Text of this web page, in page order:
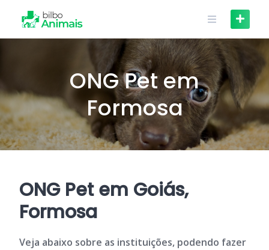
content
ONG Pet em
Formosa
ONG Pet em Goiás,
Formosa
Veja abaixo sobre as instituições, podendo fazer